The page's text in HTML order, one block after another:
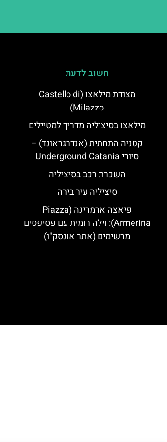
חשוב לדעת
מצודת מילאצו (Castello di
Milazzo)
מילאצו בסיציליה מדריך למטיילים
קטניה התחתית (אנדרגראונד) –
סיורי Underground Catania
השכרת רכב בסיציליה
סיציליה עיר בירה
פיאצה ארמרינה (Piazza
Armerina): וילה רומית עם פסיפסים
מרשימים (אתר אונסק"ו)